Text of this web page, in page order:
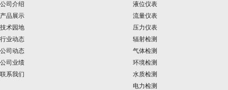
公司介绍
产品展示
技术园地
行业动态
公司动态
公司业绩
联系我们
液位仪表
流量仪表
压力仪表
辐射检测
气体检测
环境检测
水质检测
电力检测